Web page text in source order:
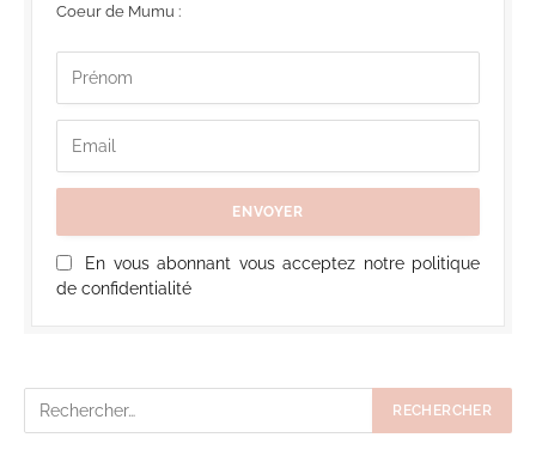
Coeur de Mumu :
En vous abonnant vous acceptez notre politique
de confidentialité